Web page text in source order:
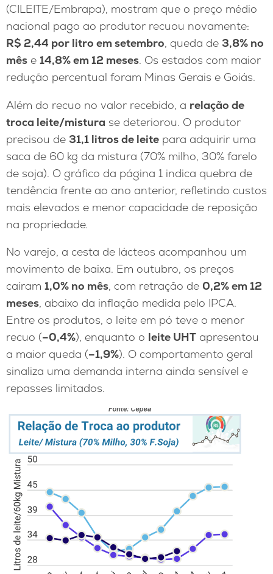
(CILEITE/Embrapa), mostram que o preço médio
nacional pago ao produtor recuou novamente:
R$ 2,44 por litro em setembro, queda de 3,8% no
mês e 14,8% em 12 meses. Os estados com maior
redução percentual foram Minas Gerais e Goiás.
Além do recuo no valor recebido, a relação de
troca leite/mistura se deteriorou. O produtor
precisou de 31,1 litros de leite para adquirir uma
saca de 60 kg da mistura (70% milho, 30% farelo
de soja). O gráfico da página 1 indica quebra de
tendência frente ao ano anterior, refletindo custos
mais elevados e menor capacidade de reposição
na propriedade.
No varejo, a cesta de lácteos acompanhou um
movimento de baixa. Em outubro, os preços
caíram 1,0% no mês, com retração de 0,2% em 12
meses, abaixo da inflação medida pelo IPCA.
Entre os produtos, o leite em pó teve o menor
recuo (–0,4%), enquanto o leite UHT apresentou
a maior queda (–1,9%). O comportamento geral
sinaliza uma demanda interna ainda sensível e
repasses limitados.